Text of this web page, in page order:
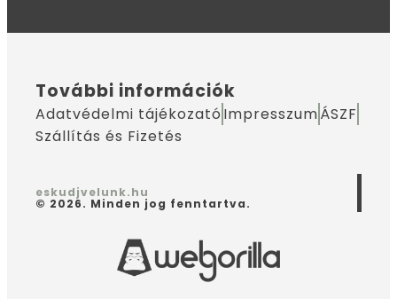
További információk
Adatvédelmi tájékozató ImpresszumÁSZF
Szállítás és Fizetés
eskudjvelunk.hu
© 2026. Minden jog fenntartva.